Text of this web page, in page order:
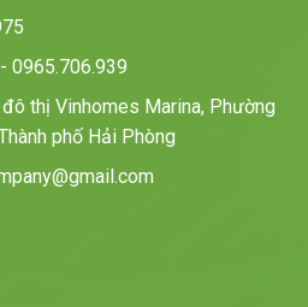
0965.706.939
thị Vinhomes Marina, Phường
phố Hải Phòng